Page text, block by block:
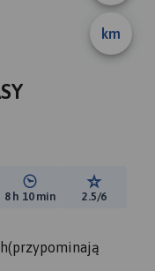
km
Średni czas potrzebny
8 h 10 min Ocena
2.5/6